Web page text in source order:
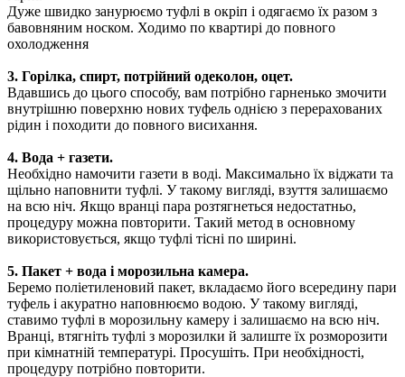
Дуже швидко занурюємо туфлі в окріп і одягаємо їх разом з
бавовняним носком. Ходимо по квартирі до повного
охолодження
3. Горілка, спирт, потрійний одеколон, оцет.
Вдавшись до цього способу, вам потрібно гарненько змочити
внутрішню поверхню нових туфель однією з перерахованих
рідин і походити до повного висихання.
4. Вода + газети.
Необхідно намочити газети в воді. Максимально їх віджати та
щільно наповнити туфлі. У такому вигляді, взуття залишаємо
на всю ніч. Якщо вранці пара розтягнеться недостатньо,
процедуру можна повторити. Такий метод в основному
використовується, якщо туфлі тісні по ширині.
5. Пакет + вода і морозильна камера.
Беремо поліетиленовий пакет, вкладаємо його всередину пари
туфель і акуратно наповнюємо водою. У такому вигляді,
ставимо туфлі в морозильну камеру і залишаємо на всю ніч.
Вранці, втягніть туфлі з морозилки й залиште їх розморозити
при кімнатній температурі. Просушіть. При необхідності,
процедуру потрібно повторити.